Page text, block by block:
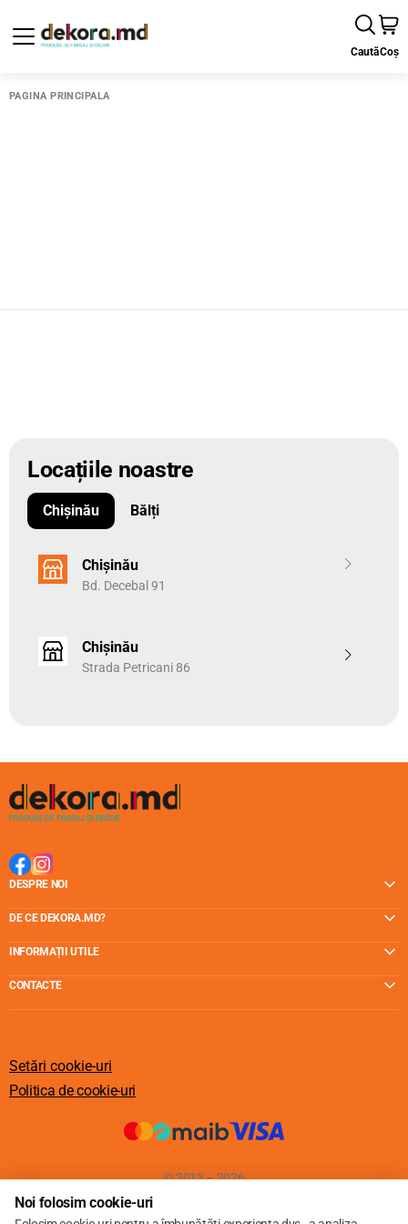
CautăCoș
PAGINA PRINCIPALĂ
Locațiile noastre
Chișinău Bălți
Chișinău
Bd. Decebal 91
Chișinău
Strada Petricani 86
DESPRE NOI
DE CE DEKORA.MD?
INFORMAȚII UTILE
CONTACTE
Setări cookie-uri
Politica de cookie-uri
© 2013 – 2026
Noi folosim cookie-uri